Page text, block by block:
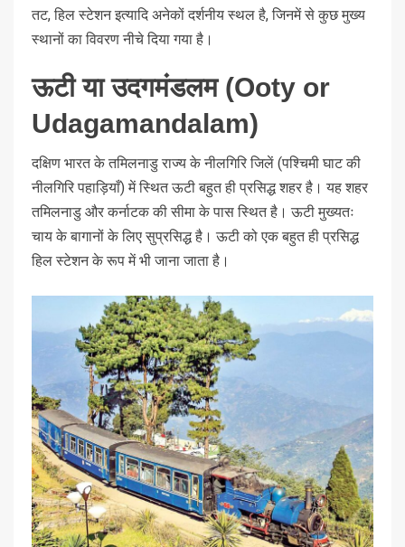
तट, हिल स्टेशन इत्यादि अनेकों दर्शनीय स्थल है, जिनमें से कुछ मुख्य
स्थानों का विवरण नीचे दिया गया है।
ऊटी या उदगमंडलम (Ooty or
Udagamandalam)
दक्षिण भारत के तमिलनाडु राज्य के नीलगिरि जिलें (पश्चिमी घाट की
नीलगिरि पहाड़ियाँ) में स्थित ऊटी बहुत ही प्रसिद्ध शहर है। यह शहर
तमिलनाडु और कर्नाटक की सीमा के पास स्थित है। ऊटी मुख्यतः
चाय के बागानों के लिए सुप्रसिद्ध है। ऊटी को एक बहुत ही प्रसिद्ध
हिल स्टेशन के रूप में भी जाना जाता है।